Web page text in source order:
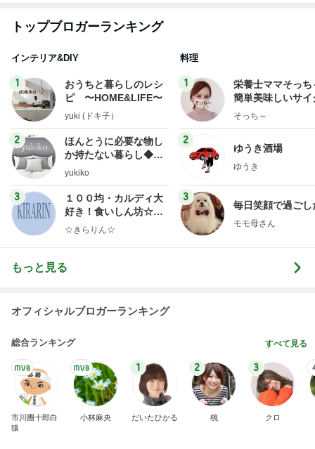
トップブロガーランキング
インテリア&DIY
1
おうちと暮らしのレシ
ピ 〜HOME&LIFE〜
yuki (ドキ子）
2
ほんとうに必要な物し
か持たない暮らし◆Ke
ep Life Simple◆〜イ
yukiko
3
１００均・カルディ大
好き！食いしん坊☆き
らりん☆のブログ
☆きらりん☆
料理
1
栄養士ママそっち
簡単美味しいサイ
献立
そっち～
2
ゆうき酒場
ゆうき
3
毎日笑顔で過ごし
モモ母さん
もっと見る
オフィシャルブロガーランキング
総合ランキング すべて見る
市川團十郎白
猿
小林麻央
1
だいたひかる
2
桃
3
クロ